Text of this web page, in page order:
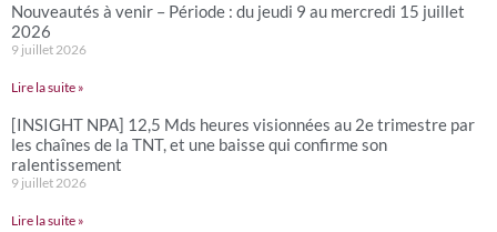
Nouveautés à venir – Période : du jeudi 9 au mercredi 15 juillet
2026
9 juillet 2026
Lire la suite »
[INSIGHT NPA] 12,5 Mds heures visionnées au 2e trimestre par
les chaînes de la TNT, et une baisse qui confirme son
ralentissement
9 juillet 2026
Lire la suite »